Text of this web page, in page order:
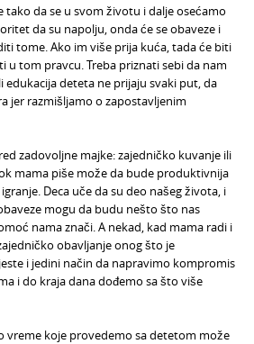
da se u svom životu i dalje osećamo
da su napolju, onda će se obaveze i
tome. Ako im više prija kuća, tada će biti
u tom pravcu. Treba priznati sebi da nam
edukacija deteta ne prijaju svaki put, da
jer razmišljamo o zapostavljenim
zadovoljne majke: zajedničko kuvanje ili
mama piše može da bude produktivnija
Deca uče da su deo našeg života, i
mogu da budu nešto što nas
nama znači. A nekad, kad mama radi i
obavljanje onog što je
i jedini način da napravimo kompromis
i do kraja dana dođemo sa što više
vreme koje provedemo sa detetom može